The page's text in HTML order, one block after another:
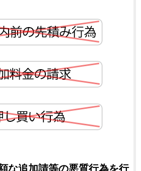
な追加請等の悪質行為を行